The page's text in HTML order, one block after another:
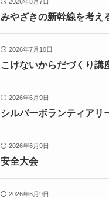
みやざきの新幹線を考え
2026年7月10日
こけないからだづくり
2026年6月9日
シルバーボランティアリ
2026年6月9日
安全大会
2026年6月9日